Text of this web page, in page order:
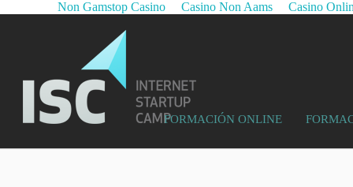
Non Gamstop Casino Casino Non Aams Casino
FORMACIÓN ONLINE